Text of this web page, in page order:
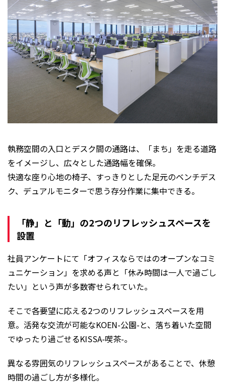
執務空間の入口とデスク間の通路は、「まち」を走る道路
をイメージし、広々とした通路幅を確保。
快適な座り心地の椅子、すっきりとした足元のベンチデス
ク、デュアルモニターで思う存分作業に集中できる。
「静」と「動」の2つのリフレッシュスペースを
設置
社員アンケートにて「オフィスならではのオープンなコミ
ュニケーション」を求める声と「休み時間は一人で過ごし
たい」という声が多数寄せられていた。
そこで各要望に応える2つのリフレッシュスペースを用
意。活発な交流が可能なKOEN-公園-と、落ち着いた空間
でゆったり過ごせるKISSA-喫茶-。
異なる雰囲気のリフレッシュスペースがあることで、休憩
時間の過ごし方が多様化。